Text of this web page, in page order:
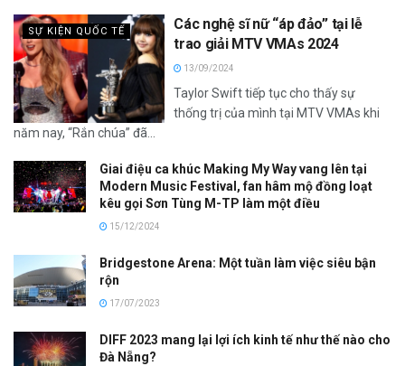
SỰ KIỆN QUỐC TẾ
Các nghệ sĩ nữ “áp đảo” tại lễ
trao giải MTV VMAs 2024
13/09/2024
Taylor Swift tiếp tục cho thấy sự
thống trị của mình tại MTV VMAs khi
năm nay, “Rắn chúa” đã...
Giai điệu ca khúc Making My Way vang lên tại
Modern Music Festival, fan hâm mộ đồng loạt
kêu gọi Sơn Tùng M-TP làm một điều
15/12/2024
Bridgestone Arena: Một tuần làm việc siêu bận
rộn
17/07/2023
DIFF 2023 mang lại lợi ích kinh tế như thế nào cho
Đà Nẵng?